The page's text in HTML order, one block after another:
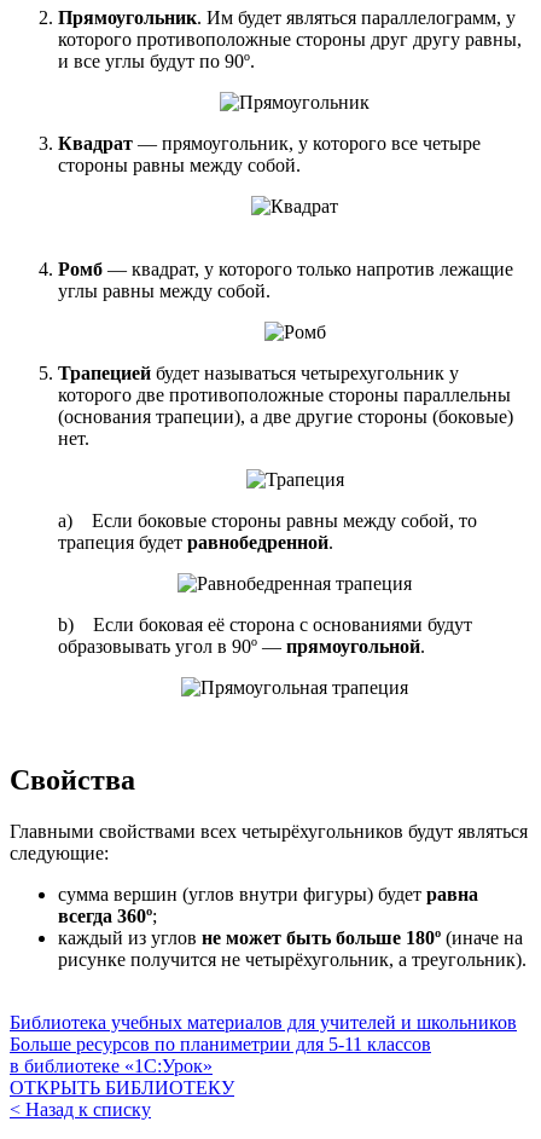
Прямоугольник. Им будет являться параллелограмм, у
которого противоположные стороны друг другу равны,
и все углы будут по 90º.
Квадрат — прямоугольник, у которого все четыре
стороны равны между собой.
Ромб — квадрат, у которого только напротив лежащие
углы равны между собой.
Трапецией будет называться четырехугольник у
которого две противоположные стороны параллельны
(основания трапеции), а две другие стороны (боковые)
нет.
a) Если боковые стороны равны между собой, то
трапеция будет равнобедренной.
b) Если боковая её сторона с основаниями будут
образовывать угол в 90º — прямоугольной.
Свойства
Главными свойствами всех четырёхугольников будут являться
следующие:
сумма вершин (углов внутри фигуры) будет равна
всегда 360º;
каждый из углов не может быть больше 180º (иначе на
рисунке получится не четырёхугольник, а треугольник).
Библиотека учебных материалов для учителей и школьников
Больше ресурсов по планиметрии для 5-11 классов
в библиотеке «1С:Урок»
ОТКРЫТЬ БИБЛИОТЕКУ
< Назад к списку